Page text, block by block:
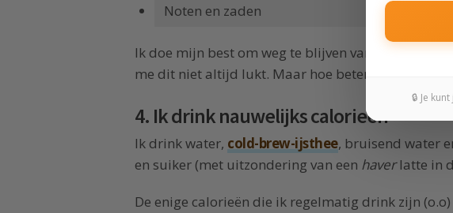
Noten en zaden
Ik doe mijn best om weg te blijven van sterk
me dit niet altijd lukt. Maar hoe beter het lukt, des
4. Ik drink nauwelijks calorieën
Ik drink water, cold-brew-ijsthee, bruisend water
en suiker (met uitzondering van een haverlatte in
De enige calorieën die ik regelmatig drink zijn
🔒 Je